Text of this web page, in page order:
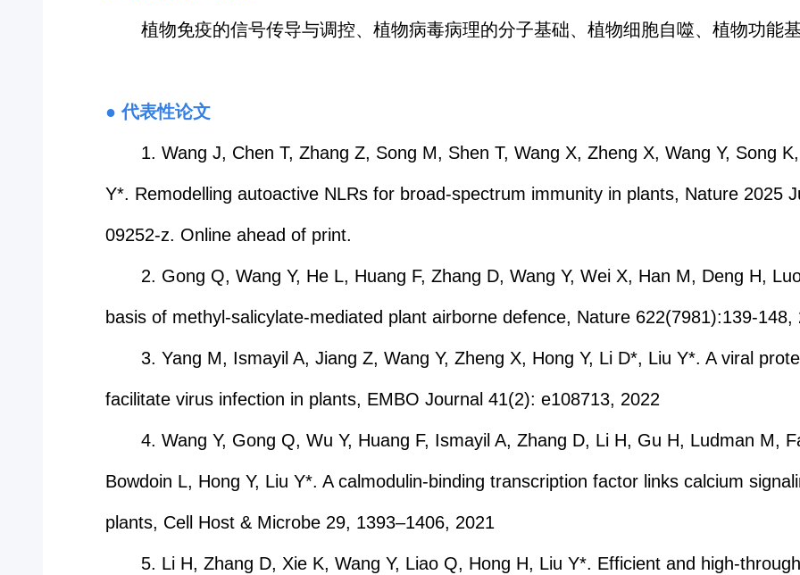
植物免疫的信号传导与调控、植物病毒病理的分子基础、植物细胞自噬、植物功能
● 代表性论文
1. Wang J, Chen T, Zhang Z, Song M, Shen T, Wang X, Zheng X, Wang Y, Song
Y*. Remodelling autoactive NLRs for broad-spectrum immunity in plants, Nature 2025
09252-z. Online ahead of print.
2. Gong Q, Wang Y, He L, Huang F, Zhang D, Wang Y, Wei X, Han M, Deng H,
basis of methyl-salicylate-mediated plant airborne defence, Nature 622(7981):139-
3. Yang M, Ismayil A, Jiang Z, Wang Y, Zheng X, Hong Y, Li D*, Liu Y*. A viral
facilitate virus infection in plants, EMBO Journal 41(2): e108713, 2022
4. Wang Y, Gong Q, Wu Y, Huang F, Ismayil A, Zhang D, Li H, Gu H, Ludman M,
Bowdoin L, Hong Y, Liu Y*. A calmodulin-binding transcription factor links calcium
plants, Cell Host & Microbe 29, 1393–1406, 2021
5. Li H, Zhang D, Xie K, Wang Y, Liao Q, Hong H, Liu Y*. Efficient and high-